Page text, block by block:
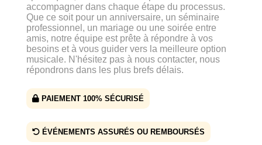
accompagner dans chaque étape du processus.
Que ce soit pour un anniversaire, un séminaire
professionnel, un mariage ou une soirée entre
amis, notre équipe est prête à répondre à vos
besoins et à vous guider vers la meilleure option
musicale. N'hésitez pas à nous contacter, nous
répondrons dans les plus brefs délais.
PAIEMENT 100% SÉCURISÉ
ÉVÉNEMENTS ASSURÉS OU REMBOURSÉS